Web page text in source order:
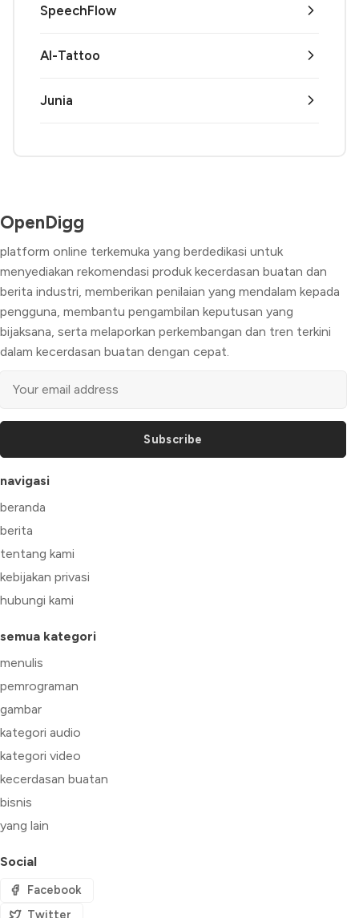
SpeechFlow
AI-Tattoo
Junia
OpenDigg
platform online terkemuka yang berdedikasi untuk
menyediakan rekomendasi produk kecerdasan buatan dan
berita industri, memberikan penilaian yang mendalam kepada
pengguna, membantu pengambilan keputusan yang
bijaksana, serta melaporkan perkembangan dan tren terkini
dalam kecerdasan buatan dengan cepat.
Subscribe
navigasi
beranda
berita
tentang kami
kebijakan privasi
hubungi kami
semua kategori
menulis
pemrograman
gambar
kategori audio
kategori video
kecerdasan buatan
bisnis
yang lain
Social
Facebook
Twitter